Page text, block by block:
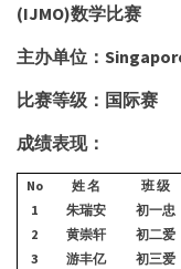
(IJMO)数学比赛
主办单位：
比赛等级：国际赛
成绩表现：
No 姓 名 班 级
1
朱瑞安 初一忠
2
黄崇轩 初二爱
3
游丰亿 初三爱